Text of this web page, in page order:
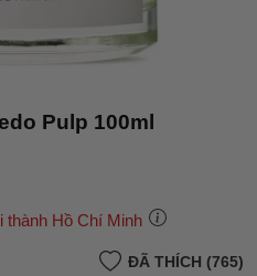
Pulp 100ml
thành Hồ Chí Minh
ĐÃ THÍCH (765)